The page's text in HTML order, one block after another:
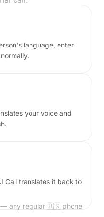
language, enter
your voice and
Call translates it back to
— any regular 🇺🇸 phone